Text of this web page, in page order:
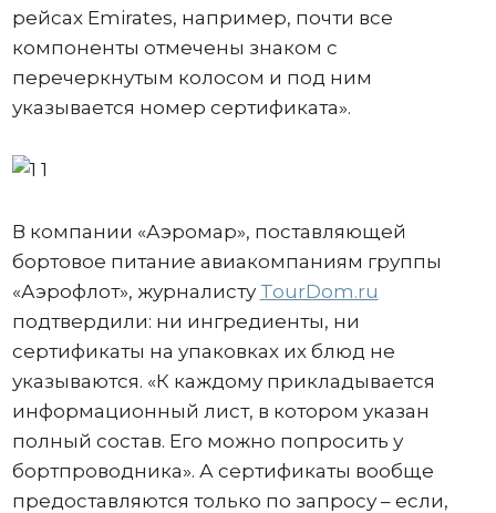
рейсах Еmirates, например, почти все
компоненты отмечены знаком с
перечеркнутым колосом и под ним
указывается номер сертификата».
В компании «Аэромар», поставляющей
бортовое питание авиакомпаниям группы
«Аэрофлот», журналисту TourDom.ru
подтвердили: ни ингредиенты, ни
сертификаты на упаковках их блюд не
указываются. «К каждому прикладывается
информационный лист, в котором указан
полный состав. Его можно попросить у
бортпроводника». А сертификаты вообще
предоставляются только по запросу – если,